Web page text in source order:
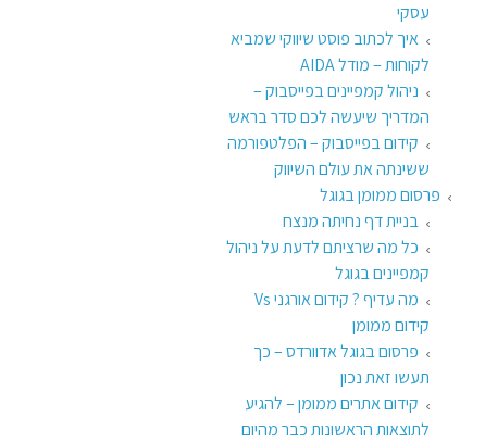
עסקי
איך לכתוב פוסט שיווקי שמביא
לקוחות – מודל AIDA
ניהול קמפיינים בפייסבוק –
המדריך שיעשה לכם סדר בראש
קידום בפייסבוק – הפלטפורמה
ששינתה את עולם השיווק
פרסום ממומן בגוגל
בניית דף נחיתה מנצח
כל מה שרציתם לדעת על ניהול
קמפיינים בגוגל
מה עדיף ? קידום אורגני Vs
קידום ממומן
פרסום בגוגל אדוורדס – כך
תעשו זאת נכון
קידום אתרים ממומן – להגיע
לתוצאות הראשונות כבר מהיום